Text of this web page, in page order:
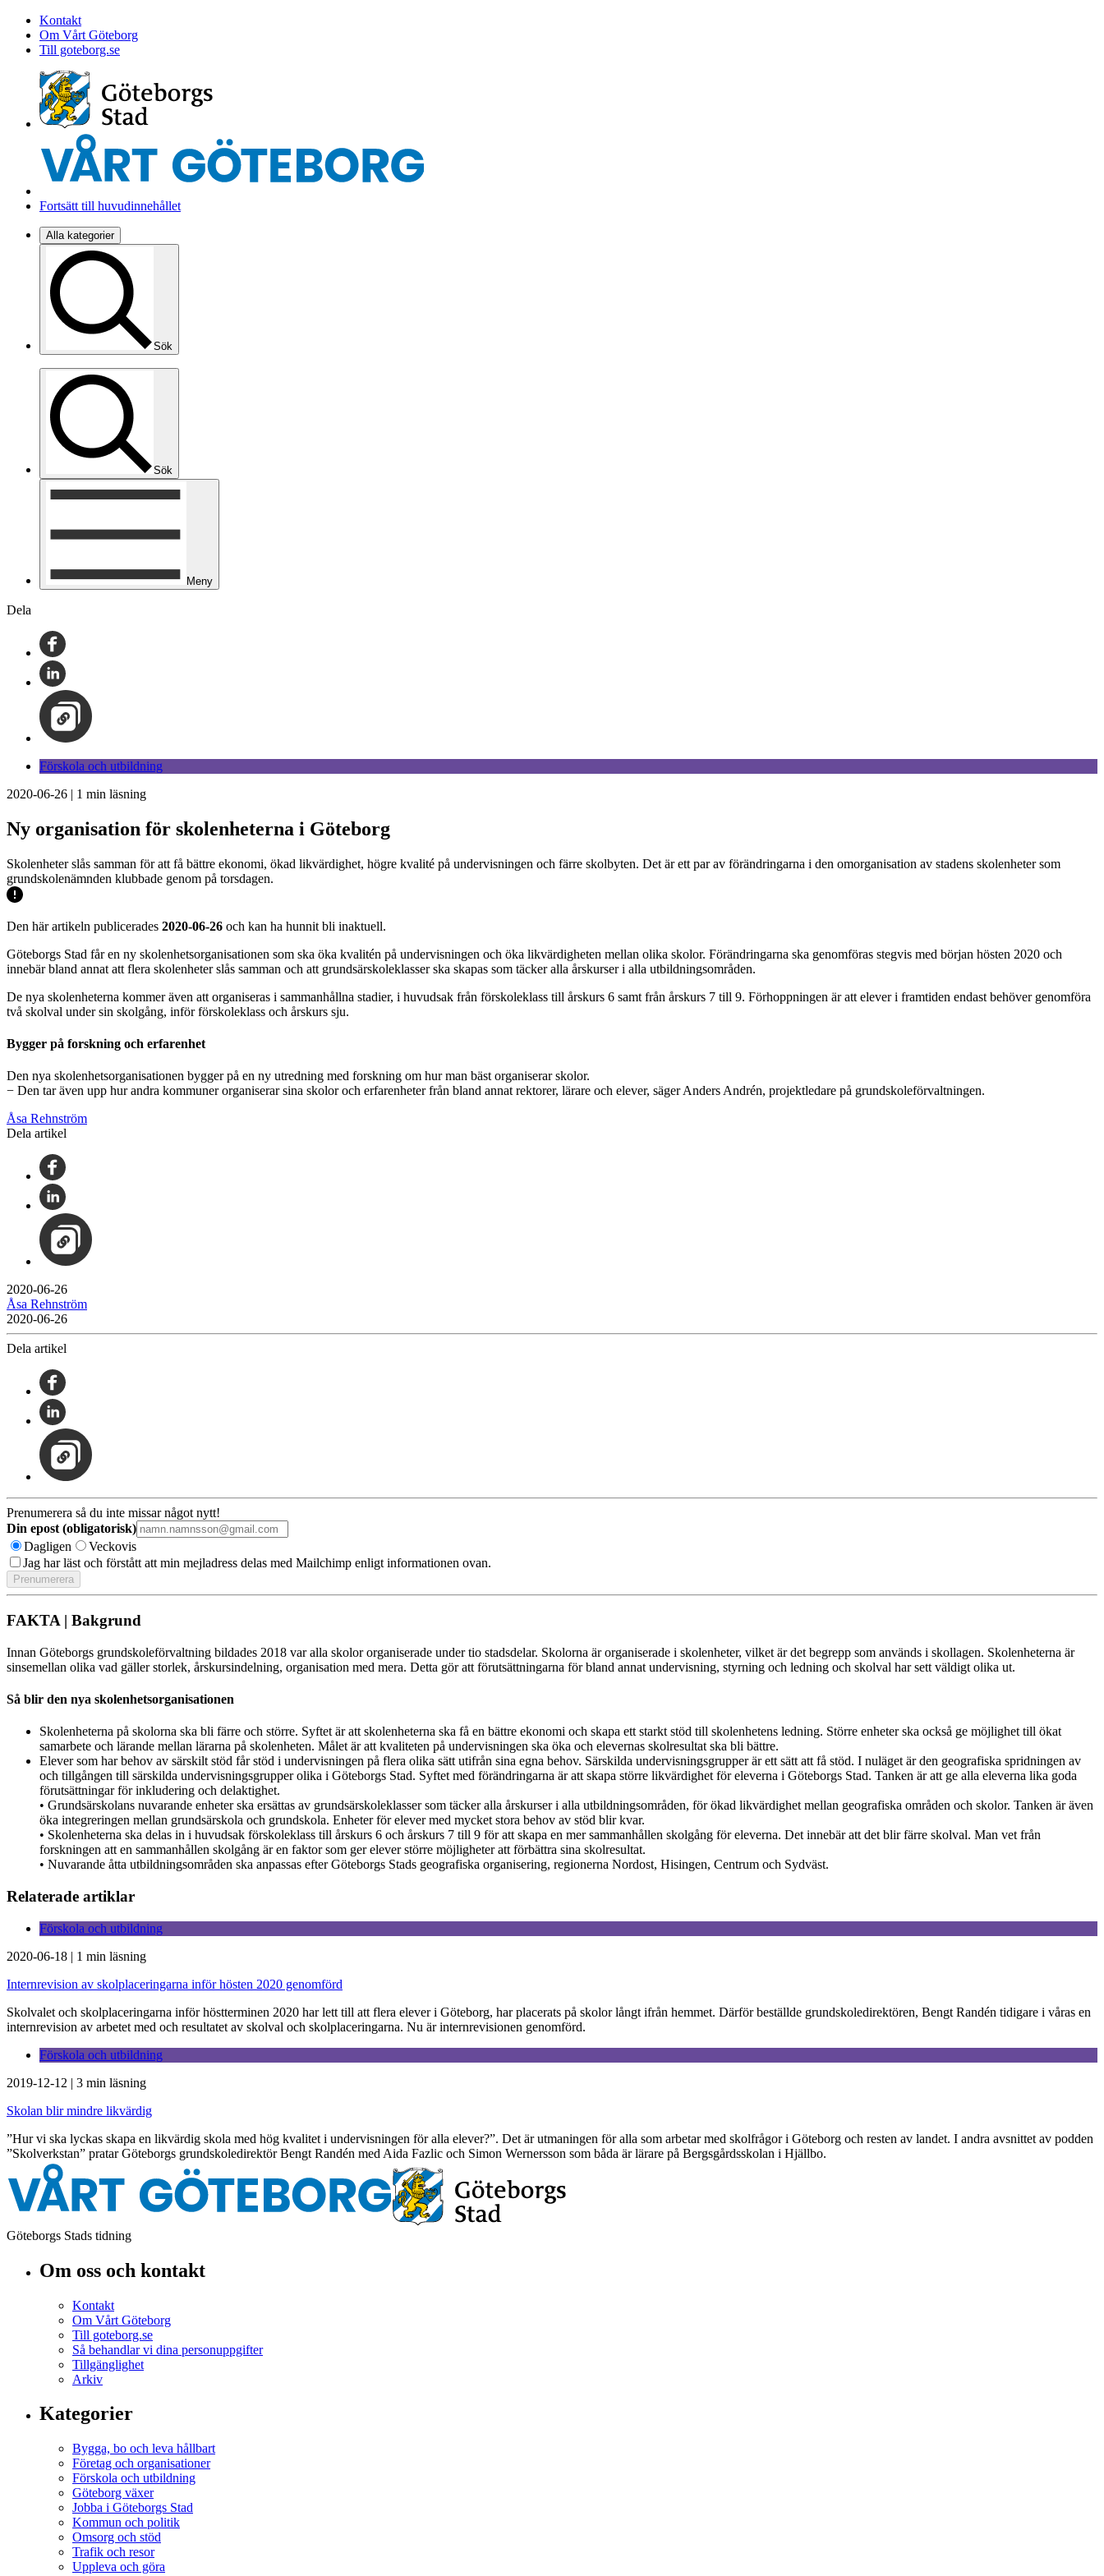
Kontakt
Om Vårt Göteborg
Till goteborg.se
Fortsätt till huvudinnehållet
Alla kategorier
Sök
Sök
Meny
Dela
Förskola och utbildning
2020-06-26 | 1 min läsning
Ny organisation för skolenheterna i Göteborg
Skolenheter slås samman för att få bättre ekonomi, ökad likvärdighet, högre kvalité på undervisningen och färre skolbyten. Det är ett par av förändringarna i den omorganisation av stadens skolenheter som
grundskolenämnden klubbade genom på torsdagen.
Den här artikeln publicerades 2020-06-26 och kan ha hunnit bli inaktuell.
Göteborgs Stad får en ny skolenhetsorganisationen som ska öka kvalitén på undervisningen och öka likvärdigheten mellan olika skolor. Förändringarna ska genomföras stegvis med början hösten 2020 och
innebär bland annat att flera skolenheter slås samman och att grundsärskoleklasser ska skapas som täcker alla årskurser i alla utbildningsområden.
De nya skolenheterna kommer även att organiseras i sammanhållna stadier, i huvudsak från förskoleklass till årskurs 6 samt från årskurs 7 till 9. Förhoppningen är att elever i framtiden endast behöver genomföra
två skolval under sin skolgång, inför förskoleklass och årskurs sju.
Bygger på forskning och erfarenhet
Den nya skolenhetsorganisationen bygger på en ny utredning med forskning om hur man bäst organiserar skolor.
− Den tar även upp hur andra kommuner organiserar sina skolor och erfarenheter från bland annat rektorer, lärare och elever, säger Anders Andrén, projektledare på grundskoleförvaltningen.
Åsa Rehnström
Dela artikel
2020-06-26
Åsa Rehnström
2020-06-26
Dela artikel
Prenumerera så du inte missar något nytt!
Din epost (obligatorisk)
Dagligen
Veckovis
Jag har läst och förstått att min mejladress delas med Mailchimp enligt informationen ovan.
FAKTA | Bakgrund
Innan Göteborgs grundskoleförvaltning bildades 2018 var alla skolor organiserade under tio stadsdelar. Skolorna är organiserade i skolenheter, vilket är det begrepp som används i skollagen. Skolenheterna är
sinsemellan olika vad gäller storlek, årskursindelning, organisation med mera. Detta gör att förutsättningarna för bland annat undervisning, styrning och ledning och skolval har sett väldigt olika ut.
Så blir den nya skolenhetsorganisationen
Skolenheterna på skolorna ska bli färre och större. Syftet är att skolenheterna ska få en bättre ekonomi och skapa ett starkt stöd till skolenhetens ledning. Större enheter ska också ge möjlighet till ökat
samarbete och lärande mellan lärarna på skolenheten. Målet är att kvaliteten på undervisningen ska öka och elevernas skolresultat ska bli bättre.
Elever som har behov av särskilt stöd får stöd i undervisningen på flera olika sätt utifrån sina egna behov. Särskilda undervisningsgrupper är ett sätt att få stöd. I nuläget är den geografiska spridningen av
och tillgången till särskilda undervisningsgrupper olika i Göteborgs Stad. Syftet med förändringarna är att skapa större likvärdighet för eleverna i Göteborgs Stad. Tanken är att ge alla eleverna lika goda
förutsättningar för inkludering och delaktighet.
• Grundsärskolans nuvarande enheter ska ersättas av grundsärskoleklasser som täcker alla årskurser i alla utbildningsområden, för ökad likvärdighet mellan geografiska områden och skolor. Tanken är även
öka integreringen mellan grundsärskola och grundskola. Enheter för elever med mycket stora behov av stöd blir kvar.
• Skolenheterna ska delas in i huvudsak förskoleklass till årskurs 6 och årskurs 7 till 9 för att skapa en mer sammanhållen skolgång för eleverna. Det innebär att det blir färre skolval. Man vet från
forskningen att en sammanhållen skolgång är en faktor som ger elever större möjligheter att förbättra sina skolresultat.
• Nuvarande åtta utbildningsområden ska anpassas efter Göteborgs Stads geografiska organisering, regionerna Nordost, Hisingen, Centrum och Sydväst.
Relaterade artiklar
Förskola och utbildning
2020-06-18 | 1 min läsning
Internrevision av skolplaceringarna inför hösten 2020 genomförd
Skolvalet och skolplaceringarna inför höstterminen 2020 har lett till att flera elever i Göteborg, har placerats på skolor långt ifrån hemmet. Därför beställde grundskoledirektören, Bengt Randén tidigare i våras en
internrevision av arbetet med och resultatet av skolval och skolplaceringarna. Nu är internrevisionen genomförd.
Förskola och utbildning
2019-12-12 | 3 min läsning
Skolan blir mindre likvärdig
”Hur vi ska lyckas skapa en likvärdig skola med hög kvalitet i undervisningen för alla elever?”. Det är utmaningen för alla som arbetar med skolfrågor i Göteborg och resten av landet. I andra avsnittet av podden
”Skolverkstan” pratar Göteborgs grundskoledirektör Bengt Randén med Aida Fazlic och Simon Wernersson som båda är lärare på Bergsgårdsskolan i Hjällbo.
Göteborgs Stads tidning
Om oss och kontakt
Kontakt
Om Vårt Göteborg
Till goteborg.se
Så behandlar vi dina personuppgifter
Tillgänglighet
Arkiv
Kategorier
Bygga, bo och leva hållbart
Företag och organisationer
Förskola och utbildning
Göteborg växer
Jobba i Göteborgs Stad
Kommun och politik
Omsorg och stöd
Trafik och resor
Uppleva och göra